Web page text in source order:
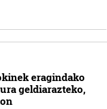
eragindako
geldiarazteko,